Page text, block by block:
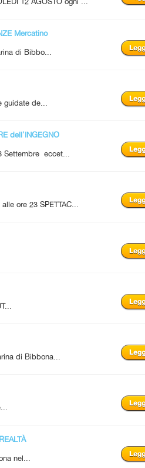
Mercatino
di Bibbo...
de...
dell'INGEGNO
Settembre eccet...
ore 23 SPETTAC...
di Bibbona...
nel...